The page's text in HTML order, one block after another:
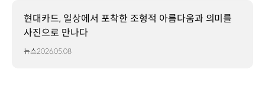
현대카드, 일상에서 포착한 조형적 아름다움과 의미를
사진으로 만나다
뉴스2026.05.08